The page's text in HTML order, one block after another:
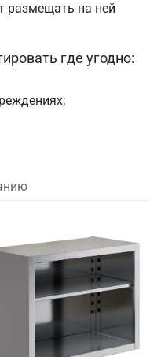
размещать на ней
где угодно: